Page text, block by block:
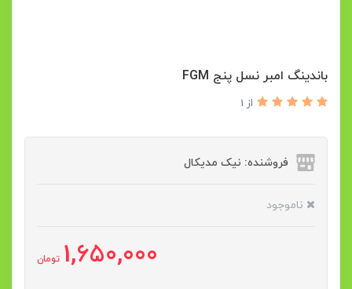
باندینگ امبر نسل پنج FGM
از 1
فروشنده: نیک مدیکال
ناموجود
1,650,000 تومان